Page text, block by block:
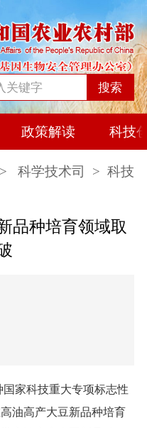
搜索
政策解读 科技
> 科学技术司
> 科技
品种培育领域取
家科技重大专项标志性
油高产大豆新品种培育